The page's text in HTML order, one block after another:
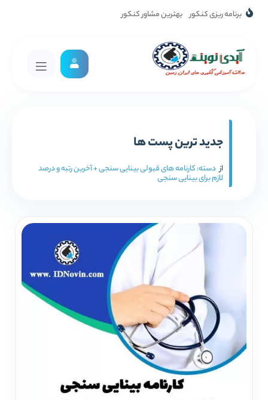
برنامه ریزی کنکور بهترین مشاور کنکور
جدید ترین پست ها
ازدسته:کارنامه های قبولی بینایی سنجی + آخرین رتبه و درصد
لازم برای بینایی سنجی